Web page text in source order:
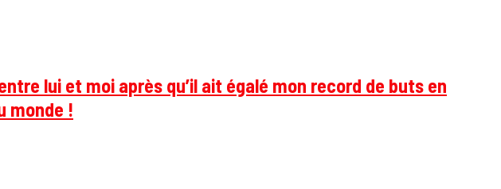
lui et moi après qu’il ait égalé mon record de buts en
monde !